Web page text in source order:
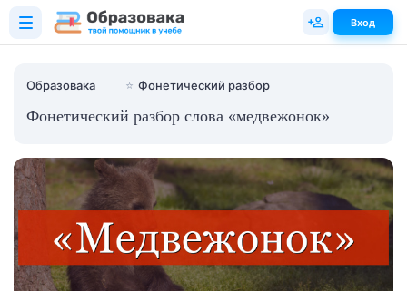
Образовака ⭐ Фонетический разбор
Фонетический разбор слова «медвежонок»
Вход